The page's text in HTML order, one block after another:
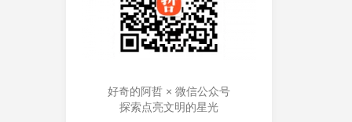
好奇的阿哲 × 微信公众号
探索点亮文明的星光